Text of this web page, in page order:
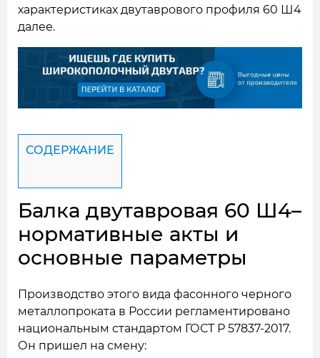
характеристиках двутаврового профиля 60 Ш4
далее.
СОДЕРЖАНИЕ
Балка двутавровая 60 Ш4–
нормативные акты и
основные параметры
Производство этого вида фасонного черного
металлопроката в России регламентировано
национальным стандартом ГОСТ Р 57837-2017.
Он пришел на смену: